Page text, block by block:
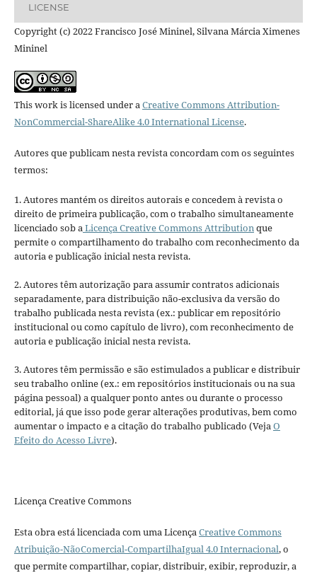
LICENSE
Copyright (c) 2022 Francisco José Mininel, Silvana Márcia Ximenes
Mininel
This work is licensed under aCreative Commons Attribution-
NonCommercial-ShareAlike 4.0 International License.
Autores que publicam nesta revista concordam com os seguintes
termos:
1. Autores mantém os direitos autorais e concedem à revista o
direito de primeira publicação, com o trabalho simultaneamente
licenciado sob aLicença Creative Commons Attributionque
permite o compartilhamento do trabalho com reconhecimento da
autoria e publicação inicial nesta revista.
2. Autores têm autorização para assumir contratos adicionais
separadamente, para distribuição não-exclusiva da versão do
trabalho publicada nesta revista (ex.: publicar em repositório
institucional ou como capítulo de livro), com reconhecimento de
autoria e publicação inicial nesta revista.
3. Autores têm permissão e são estimulados a publicar e distribuir
seu trabalho online (ex.: em repositórios institucionais ou na sua
página pessoal) a qualquer ponto antes ou durante o processo
editorial, já que isso pode gerar alterações produtivas, bem como
aumentar o impacto e a citação do trabalho publicado (VejaO
Efeito do Acesso Livre).
Licença Creative Commons
Esta obra está licenciada com uma LicençaCreative Commons
Atribuição-NãoComercial-CompartilhaIgual 4.0 Internacional, o
que permite compartilhar, copiar, distribuir, exibir, reproduzir, a